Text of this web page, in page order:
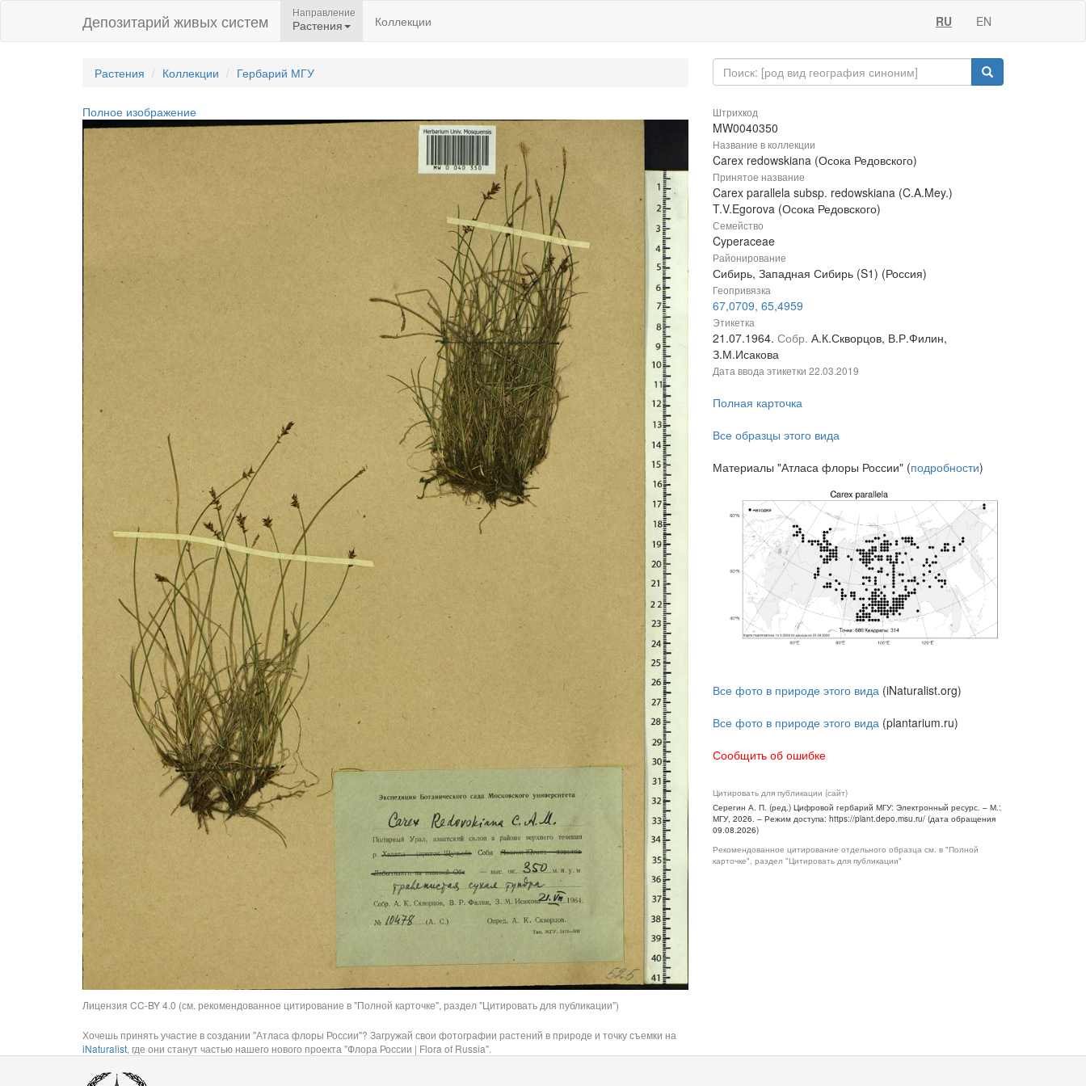
Депозитарий живых систем Направление
Растения Коллекции RU EN
Растения Коллекции Гербарий МГУ
Полное изображение
Лицензия CC-BY 4.0 (см. рекомендованное цитирование в "Полной карточке", раздел "Цитировать для публикации")
Хочешь принять участие в создании "Атласа флоры России"? Загружай свои фотографии растений в природе и точку съемки на
iNaturalist, где они станут частью нашего нового проекта "Флора России | Flora of Russia".
Штрихкод
MW0040350
Название в коллекции
Carex redowskiana (Осока Редовского)
Принятое название
Carex parallela subsp. redowskiana (C.A.Mey.)
T.V.Egorova (Осока Редовского)
Семейство
Cyperaceae
Районирование
Сибирь, Западная Сибирь (S1) (Россия)
Геопривязка
67,0709, 65,4959
Этикетка
21.07.1964. Собр. А.К.Скворцов, В.Р.Филин,
З.М.Исакова
Дата ввода этикетки 22.03.2019
Полная карточка
Все образцы этого вида
Материалы "Атласа флоры России" (подробности)
Все фото в природе этого вида (iNaturalist.org)
Все фото в природе этого вида (plantarium.ru)
Сообщить об ошибке
Цитировать для публикации (сайт)
Серегин А. П. (ред.) Цифровой гербарий МГУ: Электронный ресурс. – М.:
МГУ, 2026. – Режим доступа: https://plant.depo.msu.ru/ (дата обращения
09.08.2026)
Рекомендованное цитирование отдельного образца см. в "Полной
карточке", раздел "Цитировать для публикации"